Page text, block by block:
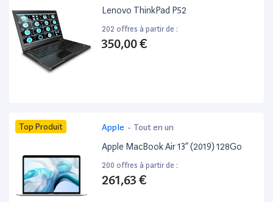
bureautique
Lenovo ThinkPad P52
202 offres à partir de :
350,00 €
Top Produit Apple - Tout en un
Apple MacBook Air 13” (2019) 128Go
200 offres à partir de :
261,63 €